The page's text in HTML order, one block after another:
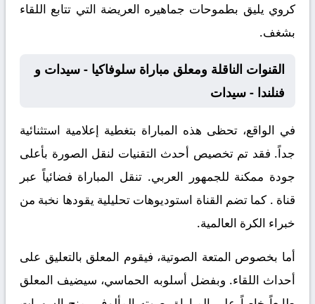
كروي يليق بطموحات جماهيره العريضة التي تتابع اللقاء
بشغف.
القنوات الناقلة ومعلق مباراة سلوفاكيا - سيدات و
فنلندا - سيدات
في الواقع، تحظى هذه المباراة بتغطية إعلامية استثنائية
جداً. فقد تم تخصيص أحدث التقنيات لنقل الصورة بأعلى
جودة ممكنة للجمهور العربي. تنقل المباراة فضائياً عبر
قناة . كما تضم القناة استوديوهات تحليلية يقودها نخبة من
خبراء الكرة العالمية.
أما بخصوص المتعة الصوتية، فيقوم المعلق بالتعليق على
أحداث اللقاء. وبفضل أسلوبه الحماسي، سيضيف المعلق